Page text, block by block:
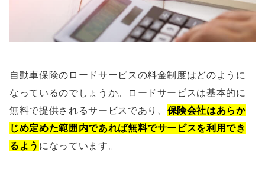
自動車保険のロードサービスの料金制度はどのように
なっているのでしょうか。ロードサービスは基本的に
無料で提供されるサービスであり、 保険会社はあらか
じめ定めた範囲内であれば無料でサービスを利用でき
るよう になっています。